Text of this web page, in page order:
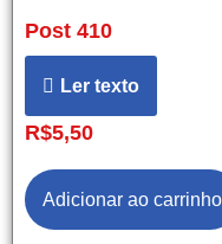
Post 410
Ler texto
R$5,50
Adicionar ao carrinho